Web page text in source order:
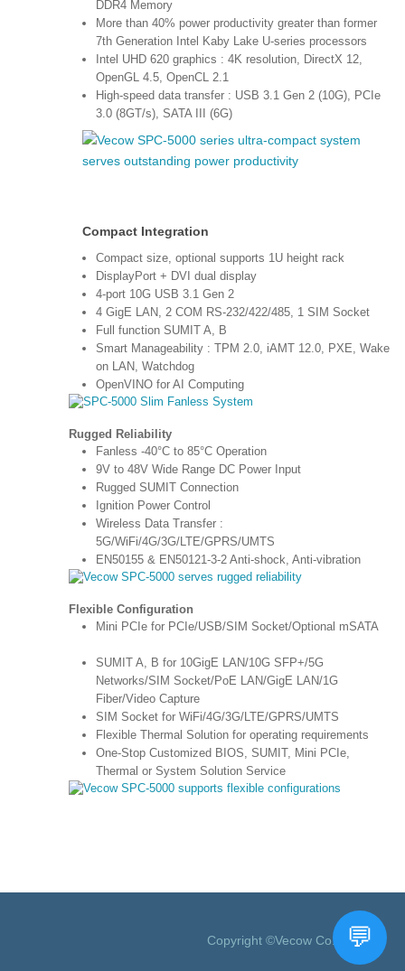
DDR4 Memory
More than 40% power productivity greater than former
7th Generation Intel Kaby Lake U-series processors
Intel UHD 620 graphics : 4K resolution, DirectX 12,
OpenGL 4.5, OpenCL 2.1
High-speed data transfer : USB 3.1 Gen 2 (10G), PCIe
3.0 (8GT/s), SATA III (6G)
Compact Integration
Compact size, optional supports 1U height rack
DisplayPort + DVI dual display
4-port 10G USB 3.1 Gen 2
4 GigE LAN, 2 COM RS-232/422/485, 1 SIM Socket
Full function SUMIT A, B
Smart Manageability : TPM 2.0, iAMT 12.0, PXE, Wake
on LAN, Watchdog
OpenVINO for AI Computing
Rugged Reliability
Fanless -40°C to 85°C Operation
9V to 48V Wide Range DC Power Input
Rugged SUMIT Connection
Ignition Power Control
Wireless Data Transfer :
5G/WiFi/4G/3G/LTE/GPRS/UMTS
EN50155 & EN50121-3-2 Anti-shock, Anti-vibration
Flexible Configuration
Mini PCIe for PCIe/USB/SIM Socket/Optional mSATA
SUMIT A, B for 10GigE LAN/10G SFP+/5G
Networks/SIM Socket/PoE LAN/GigE LAN/1G
Fiber/Video Capture
SIM Socket for WiFi/4G/3G/LTE/GPRS/UMTS
Flexible Thermal Solution for operating requirements
One-Stop Customized BIOS, SUMIT, Mini PCIe,
Thermal or System Solution Service
Copyright ©Vecow Co., Ltd.